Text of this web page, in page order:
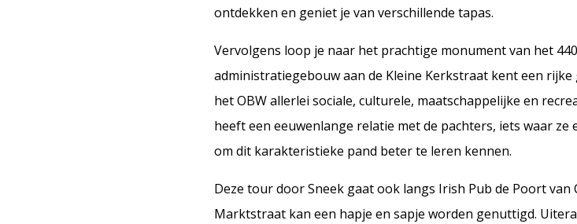
ontdekken en geniet je van verschillende tapas.
Vervolgens loop je naar het prachtige monument van het
administratiegebouw aan de Kleine Kerkstraat kent een
het OBW allerlei sociale, culturele, maatschappelijke en
heeft een eeuwenlange relatie met de pachters, iets waar
om dit karakteristieke pand beter te leren kennen.
Deze tour door Sneek gaat ook langs Irish Pub de Poort van
Marktstraat kan een hapje en sapje worden genuttigd.